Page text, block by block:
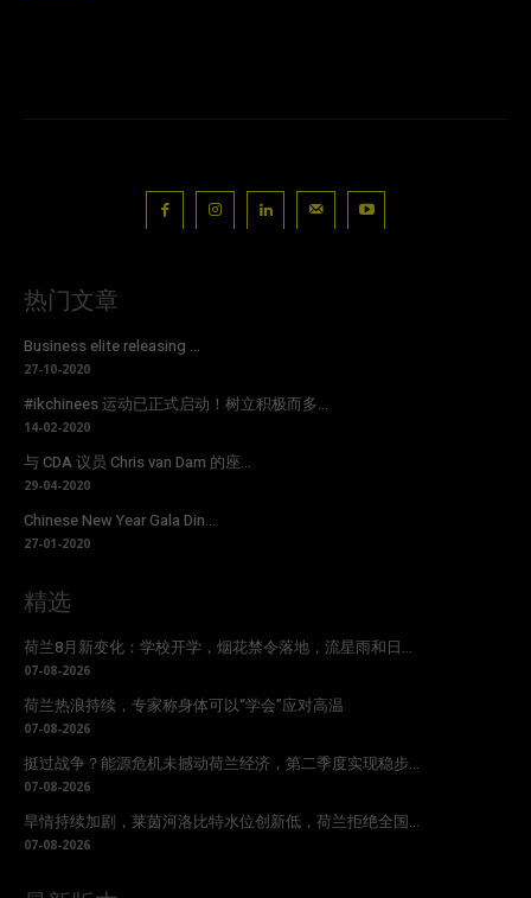
热门文章
Business elite releasing ...
27-10-2020
#ikchinees 运动已正式启动！树立积极而多...
14-02-2020
与 CDA 议员 Chris van Dam 的座...
29-04-2020
Chinese New Year Gala Din...
27-01-2020
精选
荷兰8月新变化：学校开学，烟花禁令落地，流星雨和日...
07-08-2026
荷兰热浪持续，专家称身体可以“学会”应对高温
07-08-2026
挺过战争？能源危机未撼动荷兰经济，第二季度实现稳步...
07-08-2026
旱情持续加剧，莱茵河洛比特水位创新低，荷兰拒绝全国...
07-08-2026